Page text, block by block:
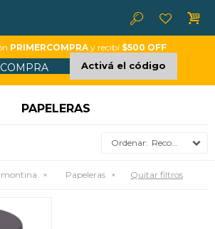
PRIMERCOMPRA y recibí $500 OFF
Activá el código
PAPELERAS
Recomendados
Papeleras Quitar filtros